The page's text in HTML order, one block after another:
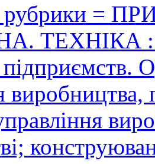
рубрики =
ТЕХНІКА :